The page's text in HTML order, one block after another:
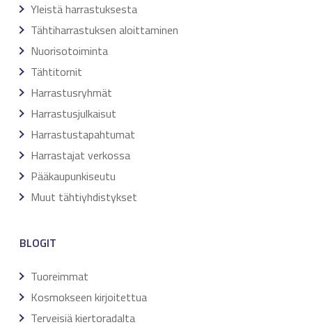
Yleistä harrastuksesta
Tähtiharrastuksen aloittaminen
Nuorisotoiminta
Tähtitornit
Harrastusryhmät
Harrastusjulkaisut
Harrastustapahtumat
Harrastajat verkossa
Pääkaupunkiseutu
Muut tähtiyhdistykset
BLOGIT
Tuoreimmat
Kosmokseen kirjoitettua
Terveisiä kiertoradalta